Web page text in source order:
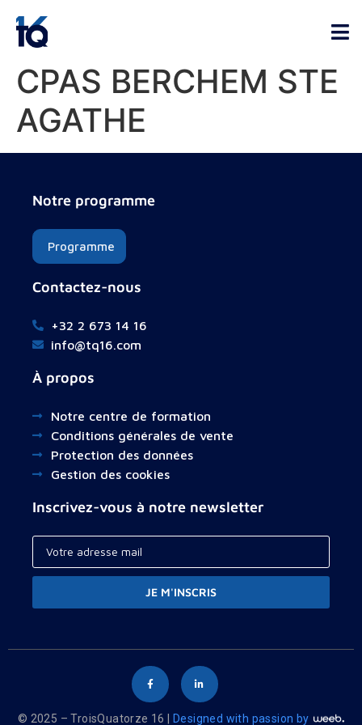
CPAS BERCHEM STE
AGATHE
Notre programme
Programme
Contactez-nous
+32 2 673 14 16
info@tq16.com
À propos
Notre centre de formation
Conditions générales de vente
Protection des données
Gestion des cookies
Inscrivez-vous à notre newsletter
JE M'INSCRIS
© 2025 – TroisQuatorze 16 | Designed with passion byYour